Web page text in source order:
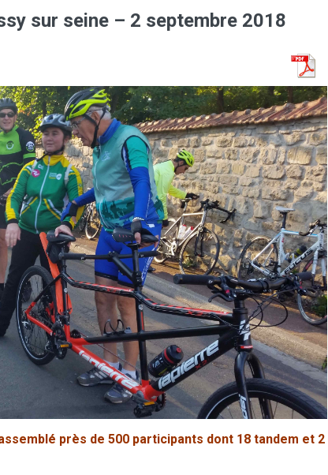
sur seine – 2 septembre 2018
près de 500 participants dont 18 tandem et 2